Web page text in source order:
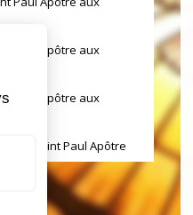
Paul Apôtre aux
Paul Apôtre aux
de saint Paul Apôtre
de saint Paul Apôtre